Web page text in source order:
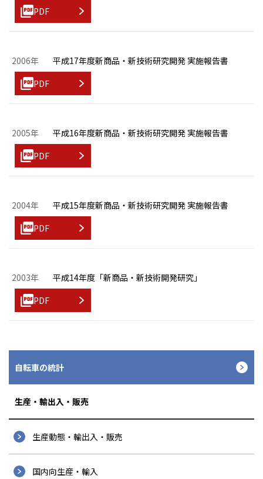
PDF
2006年
平成17年度新商品・新技術研究開発 実施報告書
PDF
2005年
平成16年度新商品・新技術研究開発 実施報告書
PDF
2004年
平成15年度新商品・新技術研究開発 実施報告書
PDF
2003年
平成14年度「新商品・新技術開発研究」
PDF
自転車の統計
生産・輸出入・販売
生産動態・輸出入・販売
国内向生産・輸入